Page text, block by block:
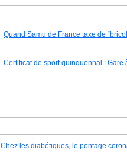
Quand Samu de France taxe de
Certificat de sport quinquennal : Gare
Chez les diabétiques, le pontage